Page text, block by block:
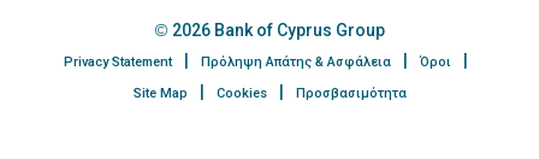
2026 Bank of Cyprus Group
Privacy Statement Πρόληψη Απάτης & Ασφάλεια
Όροι
Site Map
Cookies Προσβασιμότητα